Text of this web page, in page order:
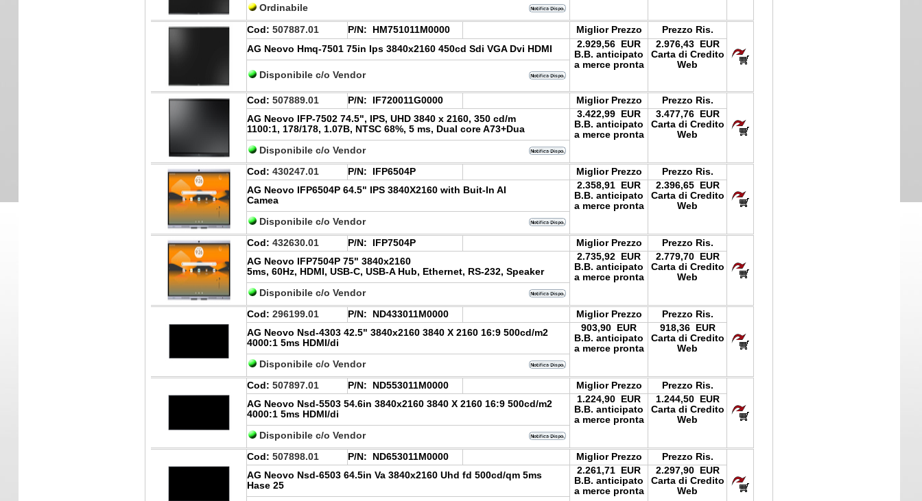
Ordinabile
Cod: 507887.01 P/N: HM751011M0000 Miglior Prezzo
Prezzo Ris.
AG Neovo Hmq-7501 75in Ips 3840x2160 450cd Sdi VGA Dvi HDMI
2.929,56 EUR
B.B. anticipato
a merce pronta
2.976,43 EUR
Carta di Credito
Web
Disponibile c/o Vendor
Cod: 507889.01 P/N: IF720011G0000 Miglior Prezzo
Prezzo Ris.
AG Neovo IFP-7502 74.5", IPS, UHD 3840 x 2160, 350 cd/m
1100:1, 178/178, 1.07B, NTSC 68%, 5 ms, Dual core A73+Dua
3.422,99 EUR
B.B. anticipato
a merce pronta
3.477,76 EUR
Carta di Credito
Web
Disponibile c/o Vendor
Cod: 430247.01 P/N: IFP6504P Miglior Prezzo
Prezzo Ris.
AG Neovo IFP6504P 64.5" IPS 3840X2160 with Buit-In AI
Camea
2.358,91 EUR
B.B. anticipato
a merce pronta
2.396,65 EUR
Carta di Credito
Web
Disponibile c/o Vendor
Cod: 432630.01 P/N: IFP7504P Miglior Prezzo
Prezzo Ris.
AG Neovo IFP7504P 75" 3840x2160
5ms, 60Hz, HDMI, USB-C, USB-A Hub, Ethernet, RS-232, Speaker
2.735,92 EUR
B.B. anticipato
a merce pronta
2.779,70 EUR
Carta di Credito
Web
Disponibile c/o Vendor
Cod: 296199.01 P/N: ND433011M0000 Miglior Prezzo
Prezzo Ris.
AG Neovo Nsd-4303 42.5" 3840x2160 3840 X 2160 16:9 500cd/m2
4000:1 5ms HDMI/di
903,90 EUR
B.B. anticipato
a merce pronta
918,36 EUR
Carta di Credito
Web
Disponibile c/o Vendor
Cod: 507897.01 P/N: ND553011M0000 Miglior Prezzo
Prezzo Ris.
AG Neovo Nsd-5503 54.6in 3840x2160 3840 X 2160 16:9 500cd/m2
4000:1 5ms HDMI/di
1.224,90 EUR
B.B. anticipato
a merce pronta
1.244,50 EUR
Carta di Credito
Web
Disponibile c/o Vendor
Cod: 507898.01 P/N: ND653011M0000 Miglior Prezzo
Prezzo Ris.
AG Neovo Nsd-6503 64.5in Va 3840x2160 Uhd fd 500cd/qm 5ms
Hase 25
2.261,71 EUR
B.B. anticipato
a merce pronta
2.297,90 EUR
Carta di Credito
Web